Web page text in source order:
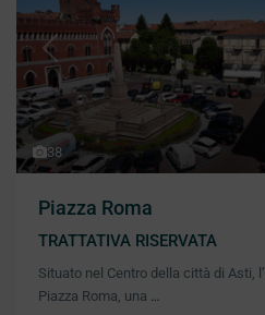
38
Previous
Piazza Roma
TRATTATIVA RISERVATA
Situato nel Centro della città di Asti,
Piazza Roma, una …